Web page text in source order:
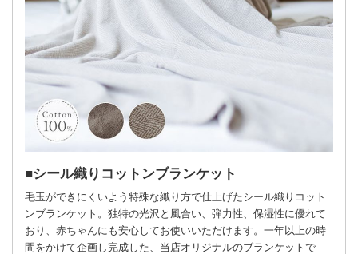
シール織りコットンブランケット
毛玉ができにくいよう特殊な織り方で仕上げたシール織りコット
ンブランケット。独特の光沢と風合い、弾力性、保湿性に優れて
おり、赤ちゃんにも安心してお使いいただけます。一年以上の時
間をかけて企画し完成した、当店オリジナルのブランケットで